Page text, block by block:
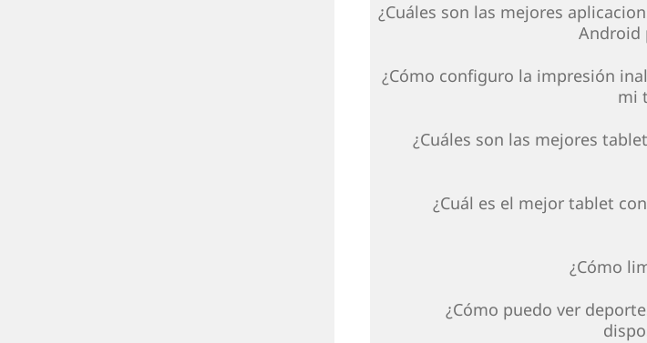
¿Cuáles son las mejores
Android
¿Cómo configuro la impresión
mi
¿Cuáles son las mejores
¿Cuál es el mejor tablet
¿Cómo
¿Cómo puedo ver